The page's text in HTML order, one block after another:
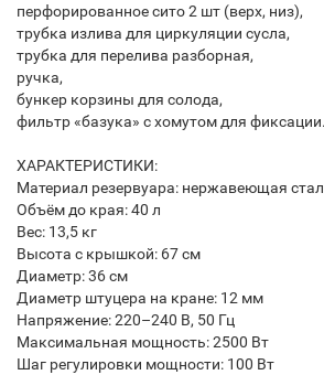
перфорированное сито 2 шт (верх, низ),
трубка излива для циркуляции сусла,
трубка для перелива разборная,
ручка,
бункер корзины для солода,
фильтр «базука» с хомутом для фиксации.
ХАРАКТЕРИСТИКИ:
Материал резервуара: нержавеющая
Объём до края: 40 л
Вес: 13,5 кг
Высота с крышкой: 67 см
Диаметр: 36 см
Диаметр штуцера на кране: 12 мм
Напряжение: 220–240 В, 50 Гц
Максимальная мощность: 2500 Вт
Шаг регулировки мощности: 100 Вт